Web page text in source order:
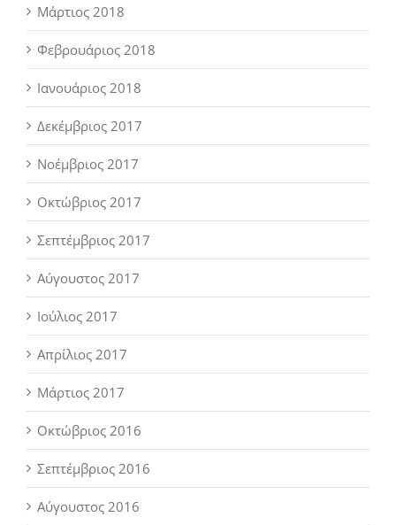
Μάρτιος 2018
Φεβρουάριος 2018
Ιανουάριος 2018
Δεκέμβριος 2017
Νοέμβριος 2017
Οκτώβριος 2017
Σεπτέμβριος 2017
Αύγουστος 2017
Ιούλιος 2017
Απρίλιος 2017
Μάρτιος 2017
Οκτώβριος 2016
Σεπτέμβριος 2016
Αύγουστος 2016